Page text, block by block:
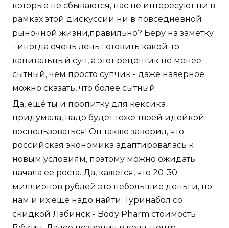
которые не сбываются, нас не интересуют ни в
рамках этой дискуссии ни в повседневной
рыночной жизни,правильно? Беру на заметку
- иногда очень лень готовить какой-то
капитальный суп, а этот рецептик не менее
сытный, чем просто супчик - даже наверное
можно сказать, что более сытный.
Да, ещё ты и пропитку для кексика
придумала, надо будет тоже твоей идейкой
воспользоваться! Он также заверил, что
российская экономика адаптировалась к
новым условиям, поэтому можно ожидать
начала ее роста. Да, кажется, что 20-30
миллионов рублей это небольшие деньги, но
нам и их еще надо найти. Туринабол со
скидкой Лабинск - Body Pharm стоимость